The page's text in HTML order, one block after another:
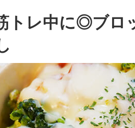
トレ中に◎ブ